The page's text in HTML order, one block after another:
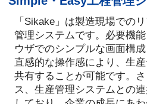
「Sikake」は製造現場での
管理システムです。必要機
ウザでのシンプルな画面構
直感的な操作感により、生
共有することが可能です。
ス、生産管理システムとの